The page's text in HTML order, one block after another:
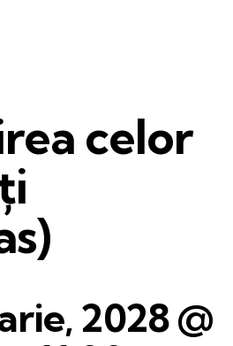
celor
2028 @